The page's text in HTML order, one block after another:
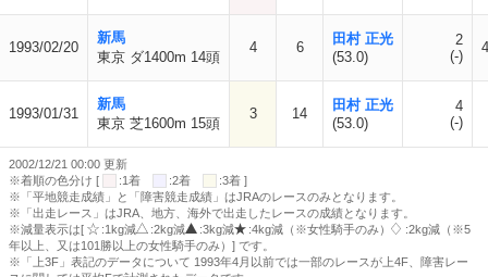
1993/02/20
新馬
東京 ダ1400m 14頭
4 6
田村 正光
(53.0)
2
(-)
1993/01/31
新馬
東京 芝1600m 15頭
3 14
田村 正光
(53.0)
4
(-)
2002/12/21 00:00 更新
※着順の色分け [
:1着 :2着
:3着 ]
※「平地競走成績」と「障害競走成績」はJRAのレースのみとなります。
※「出走レース」はJRA、地方、海外で出走したレースの成績となります。
※減量表示は[
:1kg減 :2kg減 :3kg減 :4kg減（※女性騎手のみ）
:2kg減（※5
年以上、又は101勝以上の女性騎手のみ）] です。
※「上3F」表記のデータについて 1993年4月以前では一部のレースが上4F、障害レー